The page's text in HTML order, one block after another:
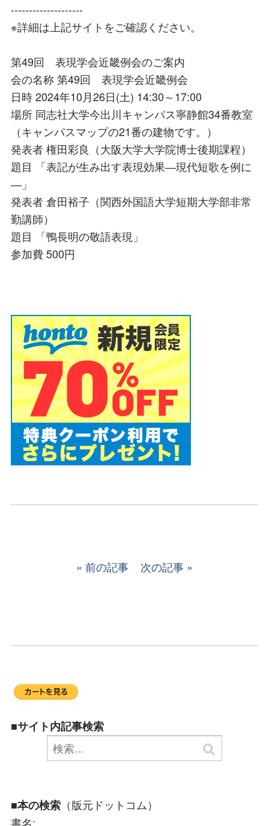
--------------------
※詳細は上記サイトをご確認ください。
第49回 表現学会近畿例会のご案内
会の名称 第49回 表現学会近畿例会
日時 2024年10月26日(土) 14:30～17:00
場所 同志社大学今出川キャンパス寧静館34番教室
（キャンパスマップの21番の建物です。）
発表者 権田彩良（大阪大学大学院博士後期課程）
題目 「表記が生み出す表現効果―現代短歌を例に
―」
発表者 倉田裕子（関西外国語大学短期大学部非常
勤講師）
題目 「鴨長明の敬語表現」
参加費 500円
前の記事 次の記事
■サイト内記事検索
■本の検索 （版元ドットコム）
書名: